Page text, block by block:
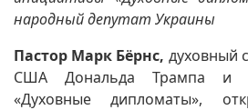
народный депутат Украины
Пастор Марк Бёрнс, духовный
США Дональда Трампа и
«Духовные дипломаты»,